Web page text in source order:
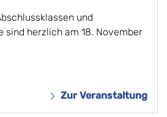
und
sind herzlich am 18. November
Zur Veranstaltung